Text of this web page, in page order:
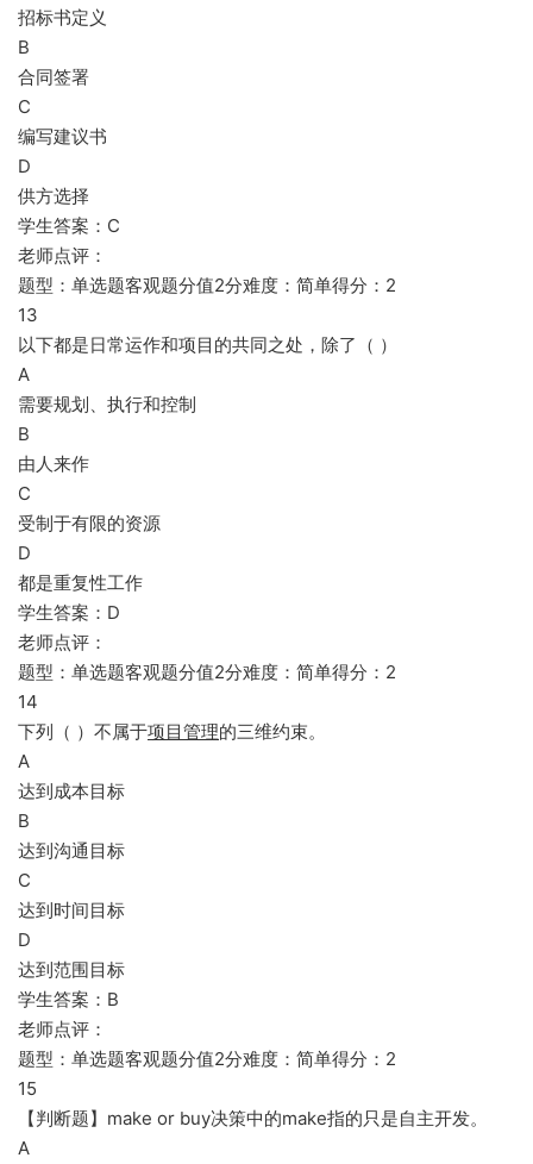
招标书定义
B
合同签署
C
编写建议书
D
供方选择
学生答案：C
老师点评：
题型：单选题客观题分值2分难度：简单得分：2
13
以下都是日常运作和项目的共同之处，除了（ ）
A
需要规划、执行和控制
B
由人来作
C
受制于有限的资源
D
都是重复性工作
学生答案：D
老师点评：
题型：单选题客观题分值2分难度：简单得分：2
14
下列（ ）不属于项目管理的三维约束。
A
达到成本目标
B
达到沟通目标
C
达到时间目标
D
达到范围目标
学生答案：B
老师点评：
题型：单选题客观题分值2分难度：简单得分：2
15
【判断题】make or buy决策中的make指的只是自主开发。
A